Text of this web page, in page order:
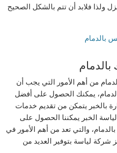
ولذا فلابد أن تتم بالشكل الصحيح
من أهم الأمور التي يجب أن
يمكنك الحصول على أفضل
بالخبر يتمكن من تقديم خدمات
الخبر يمكننا الحصول على
والتي تعد من أهم الأمور في
شركة لياسة بتوفير العديد من